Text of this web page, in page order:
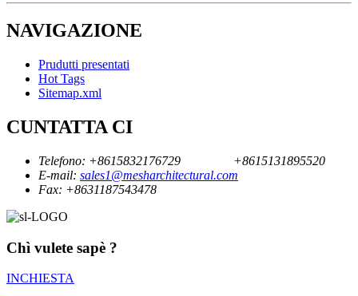
NAVIGAZIONE
Prudutti presentati
Hot Tags
Sitemap.xml
CUNTATTA CI
Telefono: +8615832176729
+8615131895520
E-mail: sales1@mesharchitectural.com
Fax: +8631187543478
Chì vulete sapè ?
INCHIESTA